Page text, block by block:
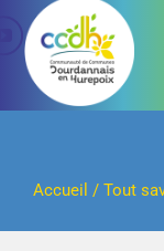
Passer
contenu
Accueil / Tout